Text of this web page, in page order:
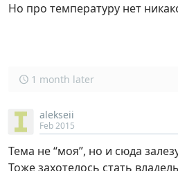
Но про температуру нет
1 month later
alekseii
Feb 2015
Тема не “моя”, но и сюда
Тоже захотелось стать